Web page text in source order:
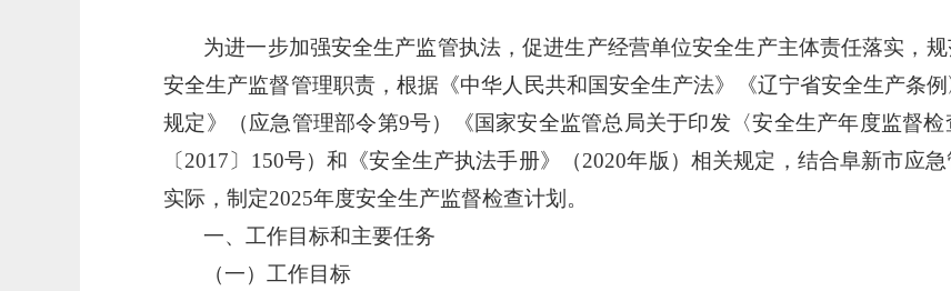
为进一步加强安全生产监管执法，促进生产经营单位安全生产主体责任落实，
安全生产监督管理职责，根据《中华人民共和国安全生产法》《辽宁省安全生产条
规定》（应急管理部令第9号）《国家安全监管总局关于印发〈安全生产年度监督
〔2017〕150号）和《安全生产执法手册》（2020年版）相关规定，结合阜新市应
实际，制定2025年度安全生产监督检查计划。
一、工作目标和主要任务
（一）工作目标